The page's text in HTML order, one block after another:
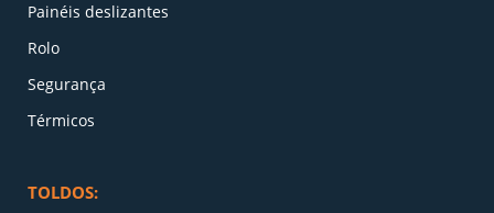
Painéis deslizantes
Rolo
Segurança
Térmicos
TOLDOS: